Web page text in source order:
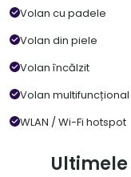
Volan cu padele
Volan din piele
Volan încălzit
Volan multifuncțional
WLAN / Wi-Fi hotspot